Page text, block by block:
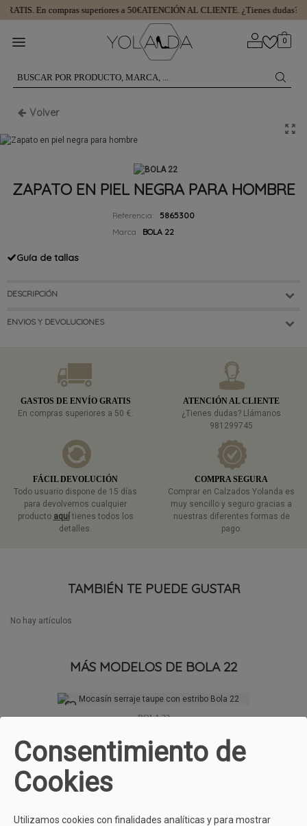
En compras superiores a 50€ATENCIÓN AL CLIENTE.¿Tienes dudas?
0
Volver
ZAPATO EN PIEL NEGRA PARA HOMBRE
Referencia:
5865300
Marca
BOLA 22
Guía de tallas
DESCRIPCIÓN
ENVIOS Y DEVOLUCIONES
GASTOS DE ENVÍO GRATIS
En compras superiores a 50 €.
ATENCIÓN AL CLIENTE
¿Tienes dudas? Llámanos
981299745
FÁCIL DEVOLUCIÓN
Todo usuario dispone de 15 días
para devolvernos cualquier
producto aquí tienes todos los
detalles.
COMPRA SEGURA
Comprar en Calzados Yolanda es
muy sencillo y seguro gracias a
nuestras diferentes formas de
pago.
TAMBIÉN TE PUEDE GUSTAR
No hay artículos
MÁS MODELOS DE BOLA 22
BOLA 22
22
69,90 € 75,00 €
Consentimiento de
Cookies
Utilizamos cookies con finalidades analíticas y para mostrar